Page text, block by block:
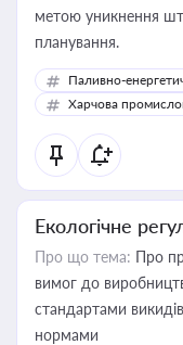
метою уникнення
планування.
Паливно-
Харчова
Екологічне
Про що тема: Про
вимог до
стандартами
нормами